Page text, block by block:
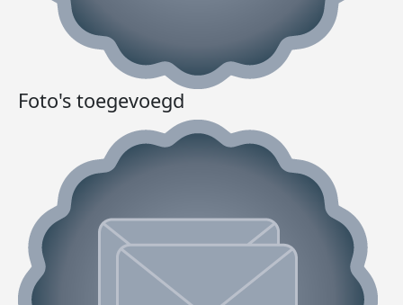
Foto's toegevoegd